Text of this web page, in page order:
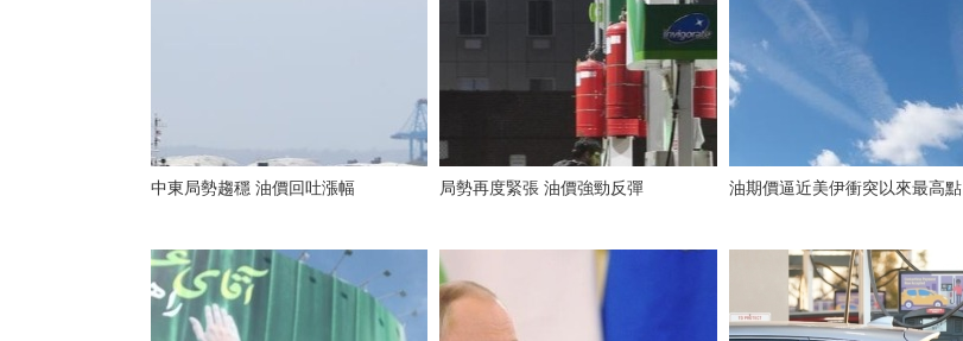
中東局勢趨穩 油價回吐漲幅 局勢再度緊張 油價強勁反彈 油期價逼近美伊衝突以來最高點